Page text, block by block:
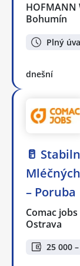
HOFMANN
Bohumín
Plný
dnešní
🥛
– Poruba
Comac
Ostrava
25 000